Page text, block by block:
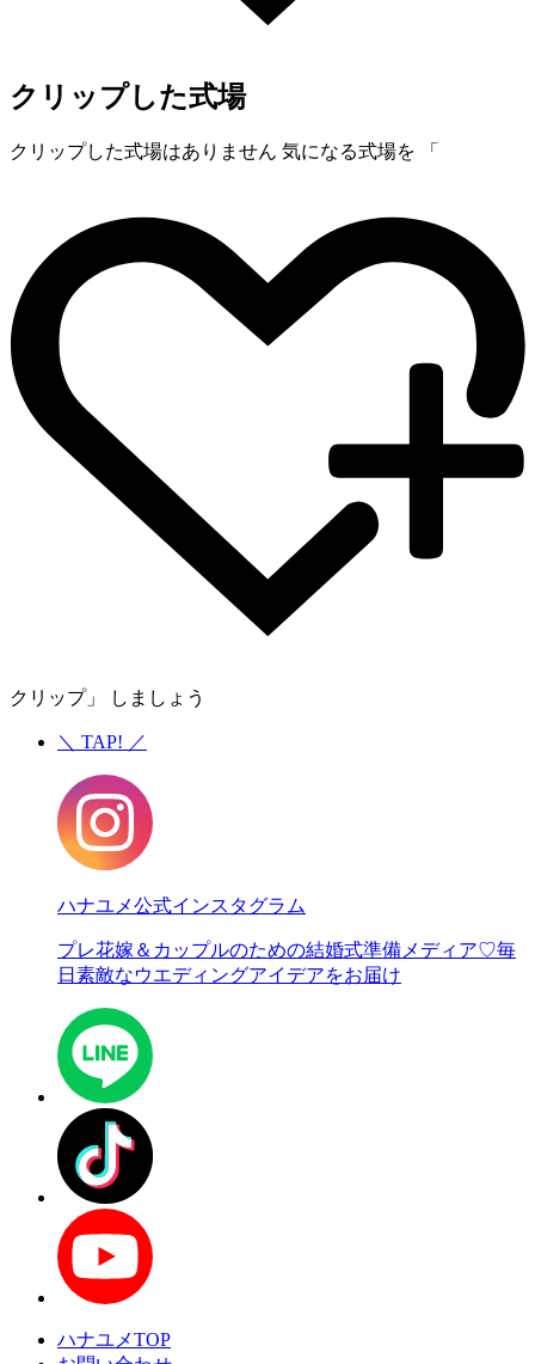
クリップした式場
クリップした式場はありません 気になる式場を 「
クリップ」 しましょう
＼ TAP! ／
ハナユメ公式インスタグラム
プレ花嫁＆カップルのための結婚式準備メディア♡毎
日素敵なウエディングアイデアをお届け
ハナユメTOP